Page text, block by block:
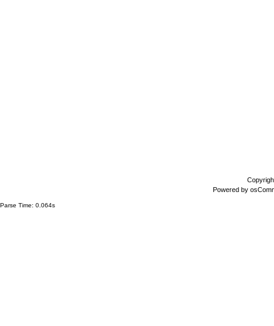
Powered by
Parse Time: 0.064s